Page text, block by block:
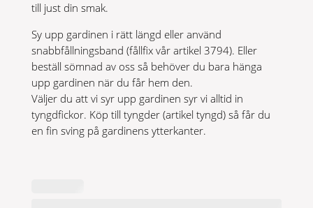
till just din smak.
Sy upp gardinen i rätt längd eller använd
snabbfållningsband (fållfix vår artikel 3794). Eller
beställ sömnad av oss så behöver du bara hänga
upp gardinen när du får hem den.
Väljer du att vi syr upp gardinen syr vi alltid in
tyngdfickor. Köp till tyngder (artikel tyngd) så får du
en fin sving på gardinens ytterkanter.